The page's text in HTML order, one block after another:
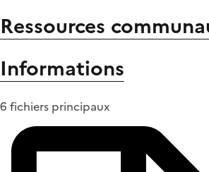
Ressources
Informations
6 fichiers principaux